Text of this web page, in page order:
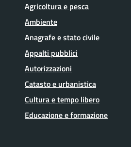
Agricoltura e pesca
Ambiente
Anagrafe e stato civile
Appalti pubblici
Autorizzazioni
Catasto e urbanistica
Cultura e tempo libero
Educazione e formazione